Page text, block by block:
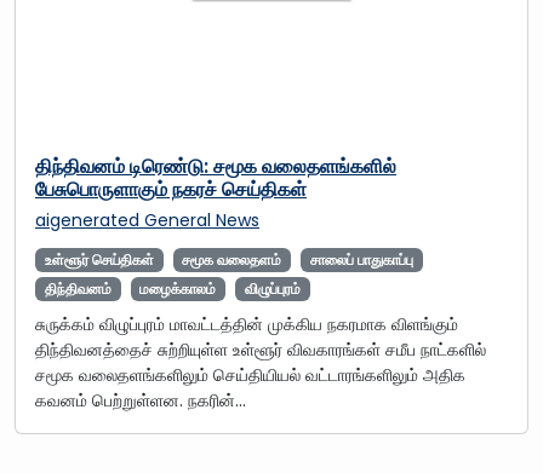
திந்திவனம் டிரெண்டு: சமூக வலைதளங்களில்
பேசுபொருளாகும் நகரச் செய்திகள்
aigenerated General News
உள்ளூர் செய்திகள் சமூக வலைதளம்
சாலைப் பாதுகாப்பு
திந்திவனம்
மழைக்காலம் விழுப்புரம்
சுருக்கம் விழுப்புரம் மாவட்டத்தின் முக்கிய நகரமாக விளங்கும்
திந்திவனத்தைச் சுற்றியுள்ள உள்ளூர் விவகாரங்கள் சமீப நாட்களில்
சமூக வலைதளங்களிலும் செய்தியியல் வட்டாரங்களிலும் அதிக
கவனம் பெற்றுள்ளன. நகரின்…